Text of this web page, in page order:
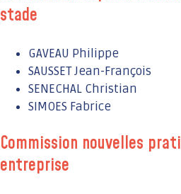
stade
GAVEAU Philippe
SAUSSET Jean-François
SENECHAL Christian
SIMOES Fabrice
Commission nouvelles
entreprise